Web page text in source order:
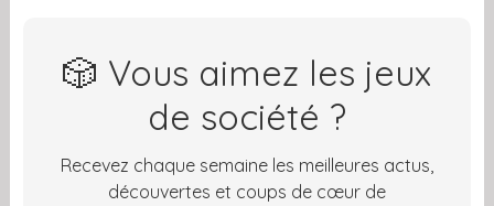
🎲 Vous aimez les jeux
de société ?
Recevez chaque semaine les meilleures actus,
découvertes et coups de cœur de